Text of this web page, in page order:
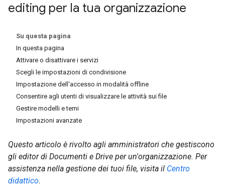
editing per la tua organizzazione
Su questa pagina
In questa pagina
Attivare o disattivare i servizi
Scegli le impostazioni di condivisione
Impostazione dell'accesso in modalità offline
Consentire agli utenti di visualizzare le attività sui file
Gestire modelli e temi
Impostazioni avanzate
Questo articolo è rivolto agli amministratori che gestiscono
gli editor di Documenti e Drive per un'organizzazione. Per
assistenza nella gestione dei tuoi file, visita il Centro
didattico.